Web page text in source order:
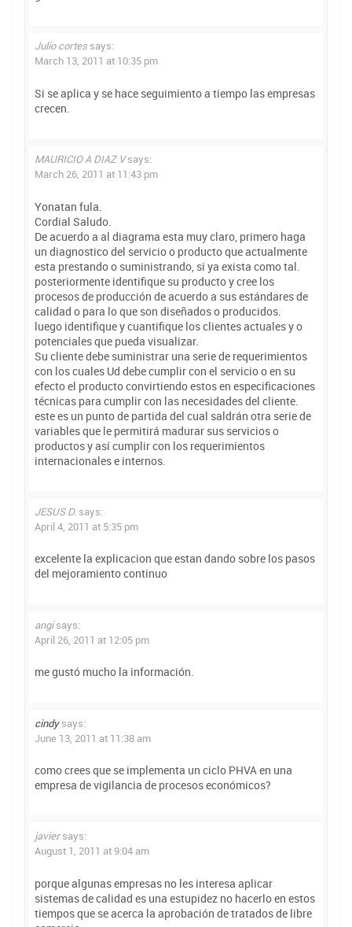
Julio cortes says:
March 13, 2011 at 10:35 pm
Si se aplica y se hace seguimiento a tiempo las empresas
crecen.
MAURICIO A DIAZ V says:
March 26, 2011 at 11:43 pm
Yonatan fula.
Cordial Saludo.
De acuerdo a al diagrama esta muy claro, primero haga
un diagnostico del servicio o producto que actualmente
esta prestando o suministrando, si ya exista como tal.
posteriormente identifique su producto y cree los
procesos de producción de acuerdo a sus estándares de
calidad o para lo que son diseñados o producidos.
luego identifique y cuantifique los clientes actuales y o
potenciales que pueda visualizar.
Su cliente debe suministrar una serie de requerimientos
con los cuales Ud debe cumplir con el servicio o en su
efecto el producto convirtiendo estos en especificaciones
técnicas para cumplir con las necesidades del cliente.
este es un punto de partida del cual saldrán otra serie de
variables que le permitirá madurar sus servicios o
productos y así cumplir con los requerimientos
internacionales e internos.
JESUS D. says:
April 4, 2011 at 5:35 pm
excelente la explicacion que estan dando sobre los pasos
del mejoramiento continuo
angi says:
April 26, 2011 at 12:05 pm
me gustó mucho la información.
cindy says:
June 13, 2011 at 11:38 am
como crees que se implementa un ciclo PHVA en una
empresa de vigilancia de procesos económicos?
javier says:
August 1, 2011 at 9:04 am
porque algunas empresas no les interesa aplicar
sistemas de calidad es una estupidez no hacerlo en estos
tiempos que se acerca la aprobación de tratados de libre